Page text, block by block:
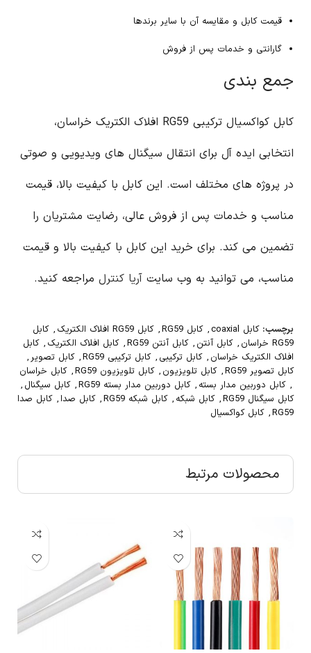
قیمت کابل و مقایسه آن با سایر برندها
گارانتی و خدمات پس از فروش
جمع بندی
کابل کواکسیال ترکیبی RG59 افلاک الکتریک خراسان،
انتخابی ایده آل برای انتقال سیگنال های ویدیویی و صوتی
در پروژه های مختلف است. این کابل با کیفیت بالا، قیمت
مناسب و خدمات پس از فروش عالی، رضایت مشتریان را
تضمین می کند. برای خرید این کابل با کیفیت بالا و قیمت
مناسب، می توانید به وب سایت آریا کنترل مراجعه کنید.
برچسب: کابل coaxial , کابل RG59 , کابل RG59 افلاک الکتریک , کابل
RG59 خراسان
, کابل آنتن , کابل آنتن RG59 , کابل افلاک الکتریک , کابل
افلاک الکتریک خراسان , کابل ترکیبی , کابل ترکیبی RG59 , کابل تصویر,
کابل تصویر RG59
, کابل تلویزیون , کابل تلویزیون RG59 , کابل خراسان
, کابل دوربین مدار بسته , کابل دوربین مدار بسته RG59 , کابل سیگنال ,
کابل سیگنال RG59
, کابل شبکه , کابل شبکه RG59 , کابل صدا , کابل صدا
RG59
, کابل کواکسیال
محصولات مرتبط